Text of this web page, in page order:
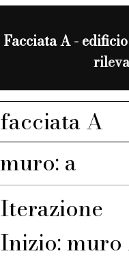
Facciata A -
facciata A
muro: a
Iterazione
Inizio: muro